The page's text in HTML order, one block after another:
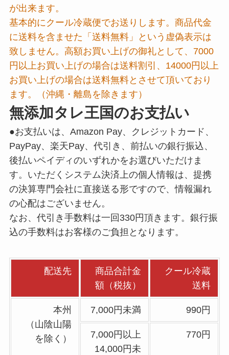
が出来ます。
基本的にクール冷蔵便でお送りします。商品代金
に送料を含ませた「送料無料」という虚偽表示は
致しません。高額お買い上げの御礼として、7000
円以上お買い上げの場合は送料割引、14000円以上
お買い上げの場合は送料無料とさせて頂いており
ます。（沖縄・離島を除きます）
無添加タレ王国のお支払い
●お支払いは、Amazon Pay、クレジットカード、
PayPay、楽天Pay、代引き、前払いの銀行振込、
後払いペイディのいずれかをお選びいただけま
す。いただくシステム決済上の個人情報は、提携
の決算専門会社に直接送る形ですので、情報漏れ
の心配はございません。
なお、代引き手数料は一回330円頂きます。銀行振
込の手数料はお客様のご負担となります。
配送先
商品合計金
額（税抜）
クール冷蔵
送料
本州
（山陰山陽
を除く）
7,000円未満 990円
7,000円以上
14,000円未
770円